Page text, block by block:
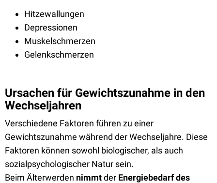
Hitzewallungen
Depressionen
Muskelschmerzen
Gelenkschmerzen
Ursachen für Gewichtszunahme in den
Wechseljahren
Verschiedene Faktoren führen zu einer
Gewichtszunahme während der Wechseljahre. Diese
Faktoren können sowohl biologischer, als auch
sozialpsychologischer Natur sein.
Beim Älterwerden nimmtder Energiebedarf des